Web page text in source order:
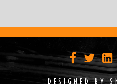
DESIGNED BY